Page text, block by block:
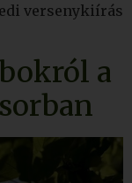
versenykiírás
a